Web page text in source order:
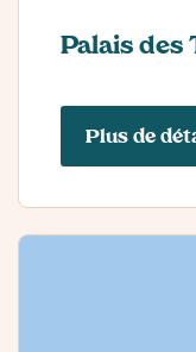
Palais des
Plus de